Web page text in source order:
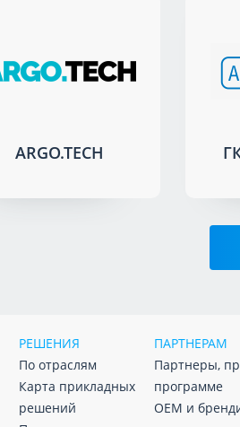
ARGO.TECH
РЕШЕНИЯ
По отраслям
Карта прикладных
решений
ПАРТНЕРАМ
Партнеры,
программе
ОЕМ и